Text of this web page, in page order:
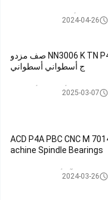
أربع نقاط إتصال كروي2024-04-26
NN3006 K TN P4 صف مزدو
ج أسطواني أسطواني
صف مزدوج أسطواني أسطواني
2025-03-07
7014 ACD P4A PBC CNC M
achine Spindle Bearings
آلة أداة تحمل المغزل2024-03-26